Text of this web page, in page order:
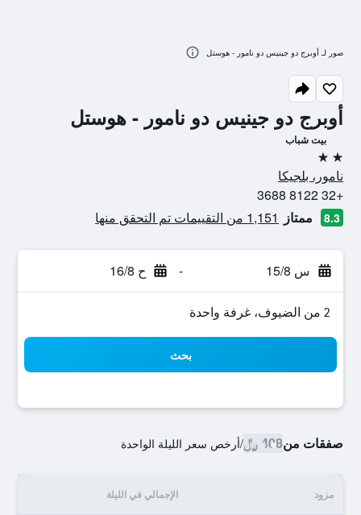
أوبرج دو جينيس دو نامور - هوستل
بيت شباب
2 نجمتين
نامور، بلجيكا
+32 8122 3688
8.3 ممتاز 1,151 من التقييمات تم التحقق منها
س 15/8 - ح 16/8
2 من الضيوف، غرفة واحدة
بحث
صفقات من408 ﷼ /أرخص سعر الليلة الواحدة
مزود الإجمالي في الليلة
صور لـ أوبرج دو جينيس دو نامور - هوستل